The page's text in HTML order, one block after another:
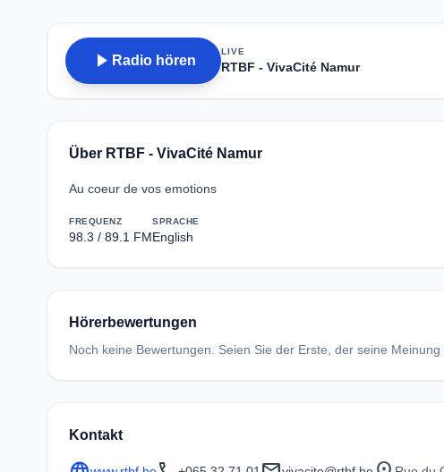
play_arrow Radio hören
LIVE
RTBF - VivaCité Namur
Über RTBF - VivaCité Namur
Au coeur de vos emotions
FREQUENZ
98.3 / 89.1 FM
SPRACHE
English
Hörerbewertungen
Noch keine Bewertungen. Seien Sie der Erste, der seine Meinung
Kontakt